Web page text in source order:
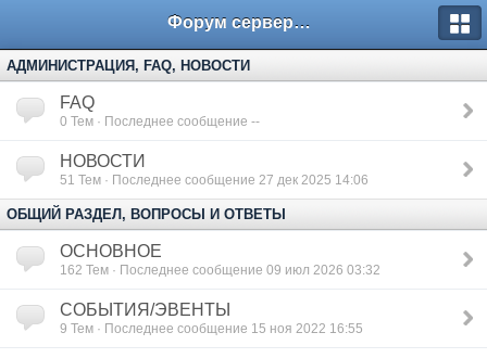
Форум сервера www.L2Nezabudka.ru
АДМИНИСТРАЦИЯ, FAQ, НОВОСТИ
FAQ
0 Тем · Последнее сообщение --
НОВОСТИ
51 Тем · Последнее сообщение 27 дек 2025 14:06
ОБЩИЙ РАЗДЕЛ, ВОПРОСЫ И ОТВЕТЫ
ОСНОВНОЕ
162 Тем · Последнее сообщение 09 июл 2026 03:32
СОБЫТИЯ/ЭВЕНТЫ
9 Тем · Последнее сообщение 15 ноя 2022 16:55